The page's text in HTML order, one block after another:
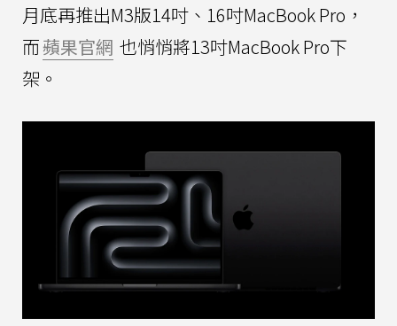
月底再推出M3版14吋、16吋MacBook Pro，
而蘋果官網 也悄悄將13吋MacBook Pro下
架。